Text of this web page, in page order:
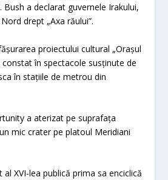
Bush a declarat guvernele Irakului,
drept „Axa răului”.
proiectului cultural „Orașul
constat în spectacole susținute de
în stațiile de metrou din
a aterizat pe suprafața
mic crater pe platoul Meridiani
al XVI-lea publică prima sa enciclică